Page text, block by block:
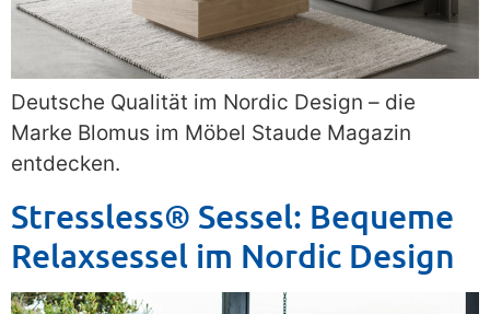
Deutsche Qualität im Nordic Design – die
Marke Blomus im Möbel Staude Magazin
entdecken.
Stressless® Sessel: Bequeme
Relaxsessel im Nordic Design